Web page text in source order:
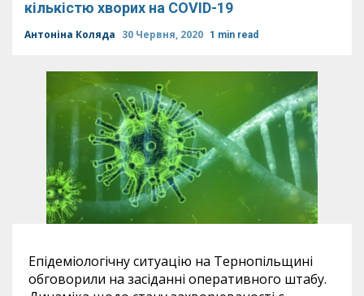
кількістю хворих на COVID-19
Антоніна Коляда 30 Червня, 2020 1 min read
Епідеміологічну ситуацію на Тернопільщині
обговорили на засіданні оперативного штабу.